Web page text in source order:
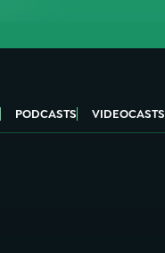
PODCASTS VIDEOCASTS